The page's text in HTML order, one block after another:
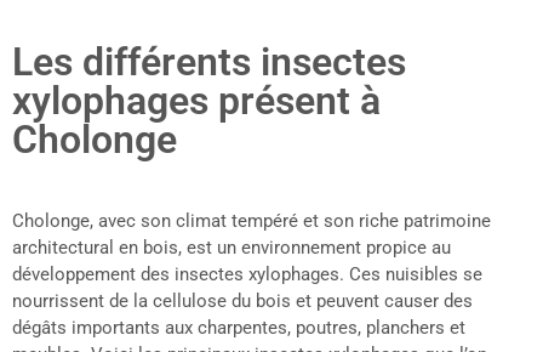
Les différents insectes
xylophages présent à
Cholonge
Cholonge, avec son climat tempéré et son riche patrimoine
architectural en bois, est un environnement propice au
développement des insectes xylophages. Ces nuisibles se
nourrissent de la cellulose du bois et peuvent causer des
dégâts importants aux charpentes, poutres, planchers et